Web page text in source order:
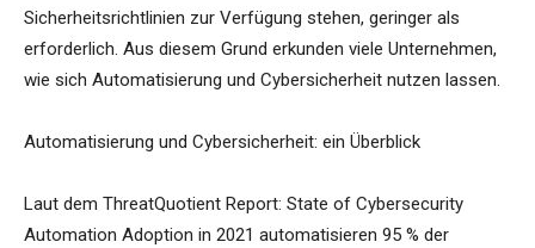
Sicherheitsrichtlinien zur Verfügung stehen, geringer als
erforderlich. Aus diesem Grund erkunden viele Unternehmen,
wie sich Automatisierung und Cybersicherheit nutzen lassen.
Automatisierung und Cybersicherheit: ein Überblick
Laut dem ThreatQuotient Report: State of Cybersecurity
Automation Adoption in 2021 automatisieren 95 % der